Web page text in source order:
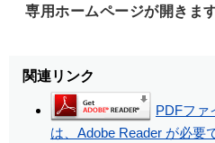
専用ホームページが開きま
関連リンク
PDFファ
は、Adobe Reader が必要